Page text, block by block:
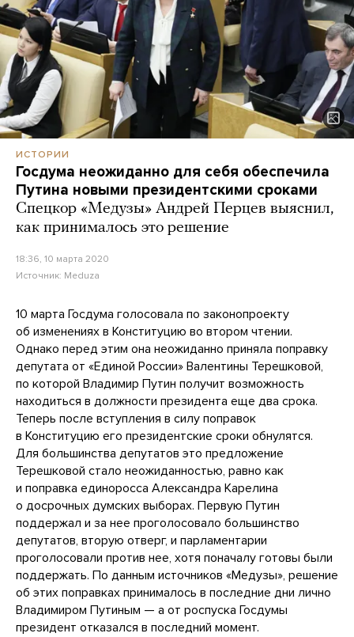
ИСТОРИИ
Госдума неожиданно для себя обеспечила
Путина новыми президентскими сроками
Спецкор «Медузы» Андрей Перцев выяснил,
как принималось это решение
18:36, 10 марта 2020
Источник: Meduza
10 марта Госдума голосовала по законопроекту
об изменениях в Конституцию во втором чтении.
Однако перед этим она неожиданно приняла поправку
депутата от «Единой России» Валентины Терешковой,
по которой Владимир Путин получит возможность
находиться в должности президента еще два срока.
Теперь после вступления в силу поправок
в Конституцию его президентские сроки обнулятся.
Для большинства депутатов это предложение
Терешковой стало неожиданностью, равно как
и поправка единоросса Александра Карелина
о досрочных думских выборах. Первую Путин
поддержал и за нее проголосовало большинство
депутатов, вторую отверг, и парламентарии
проголосовали против нее, хотя поначалу готовы были
поддержать. По данным источников «Медузы», решение
об этих поправках принималось в последние дни лично
Владимиром Путиным — а от роспуска Госдумы
президент отказался в последний момент.